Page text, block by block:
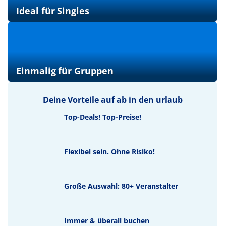
Ideal für Singles
Einmalig für Gruppen
Deine Vorteile auf ab in den urlaub
Top-Deals! Top-Preise!
Flexibel sein. Ohne Risiko!
Große Auswahl: 80+ Veranstalter
Immer & überall buchen